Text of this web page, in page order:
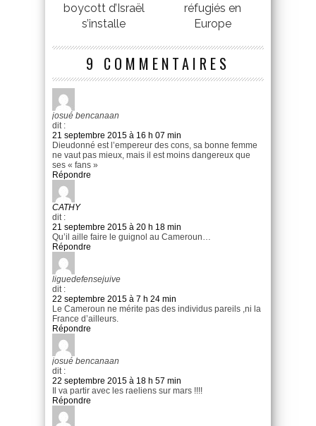
boycott d’Israël
s’installe
réfugiés en
Europe
9 COMMENTAIRES
josué bencanaan
dit :
21 septembre 2015 à 16 h 07 min
Dieudonné est l’empereur des cons, sa bonne femme
ne vaut pas mieux, mais il est moins dangereux que
ses « fans »
Répondre
CATHY
dit :
21 septembre 2015 à 20 h 18 min
Qu’il aille faire le guignol au Cameroun…
Répondre
liguedefensejuive
dit :
22 septembre 2015 à 7 h 24 min
Le Cameroun ne mérite pas des individus pareils ,ni la
France d’ailleurs.
Répondre
josué bencanaan
dit :
22 septembre 2015 à 18 h 57 min
Il va partir avec les raeliens sur mars !!!!
Répondre